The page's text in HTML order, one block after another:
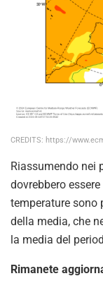
CREDITS: https://
Riassumendo nei
dovrebbero
temperature sono
della media, che
la media del
Rimanete